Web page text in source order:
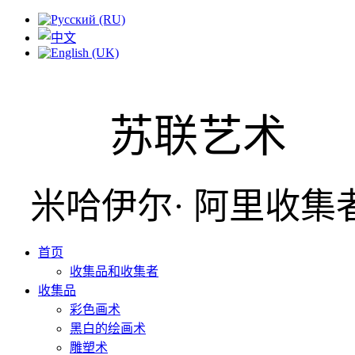
苏联艺术
米哈伊尔· 阿里收集
首页
收集品和收集者
收集品
彩色画术
黑白的绘画术
雕塑术